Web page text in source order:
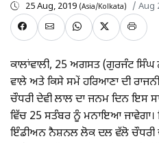
25 Aug, 2019 (Asia/Kolkata) / Aug
ਕਾਲਾਂਵਾਲੀ, 25 ਅਗਸਤ (ਗੁਰਜੰਟ ਸਿੰਘ
ਵਾਲੇ ਅਤੇ ਕਿਸੇ ਸਮੇਂ ਹਰਿਆਣਾ ਦੀ
ਚੌਧਰੀ ਦੇਵੀ ਲਾਲ ਦਾ ਜਨਮ ਦਿਨ ਇਸ
ਵਿੱਚ 25 ਸਤੰਬਰ ਨੂੰ ਮਨਾਇਆ ਜਾਵੇਗਾ।
ਇੰਡੀਅਨ ਨੈਸ਼ਨਲ ਲੋਕ ਦਲ ਵੱਲੋ ਚੌਧਰੀ